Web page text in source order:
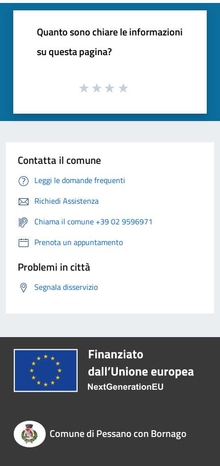
Quanto sono chiare le informazioni
su questa pagina?
Contatta il comune
Leggi le domande frequenti
Richiedi Assistenza
Chiama il comune +39 02 9596971
Prenota un appuntamento
Problemi in città
Segnala disservizio
Comune di Pessano con Bornago